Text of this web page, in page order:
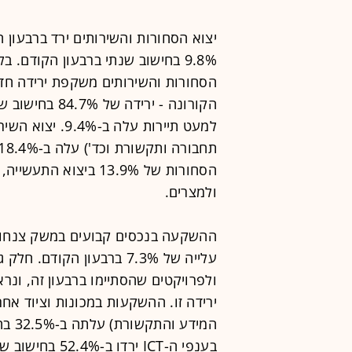
9.8% בחישוב שנתי ברבעון
הסחורות והשירותים משקפת ירידה
למעט תיירות
הסחורות של 13.9%
ולמצרים.
עלייה של 7.3% ברבעון
ולפרויקטים שהסתיימו ברבעון זה,